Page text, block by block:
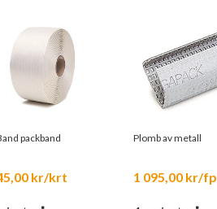
packband
kr/krt
Plomb av metall
1 095,00 kr/fp